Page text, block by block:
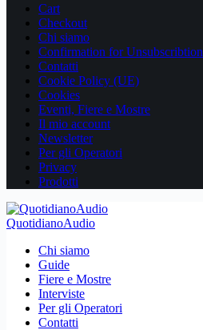
Cart
Checkout
Chi siamo
Confirmation for Unsubscribtion
Contatti
Cookie Policy (UE)
Cookies
Eventi, Fiere e Mostre
Il mio account
Newsletter
Per gli Operatori
Privacy
Prodotti
QuotidianoAudio
Chi siamo
Guide
Fiere e Mostre
Interviste
Per gli Operatori
Contatti